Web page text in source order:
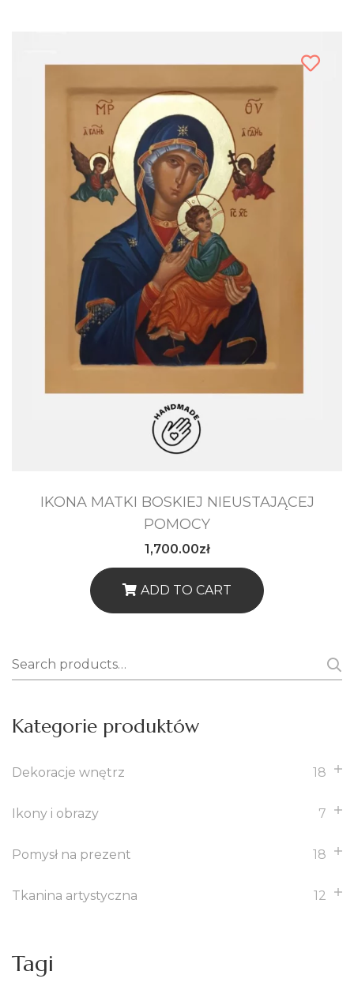
Święta Rodzina
Narodziny Marii
Archaniołowie
PREZENTY NA RÓŻNE OKAZJE
Bajkowy ślub
Komunia dziecka
Prezent na zamówienie
DEKORACJE WNĘTRZ
Elegancka kuchnia
Przytulna sypialnia
Ciepły zakątek
Restauracja i kawiarnia
IKONA MATKI BOSKIEJ NIEUSTAJĄCEJ
POMOCY
1,700.00zł
ADD TO CART
Search
for:
Kategorie produktów
Dekoracje wnętrz 18
Ikony i obrazy 7
Pomysł na prezent 18
Tkanina artystyczna 12
Tagi